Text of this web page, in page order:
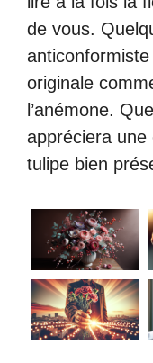
de vous.
originale
l’anémone.
appréciera
tulipe bien